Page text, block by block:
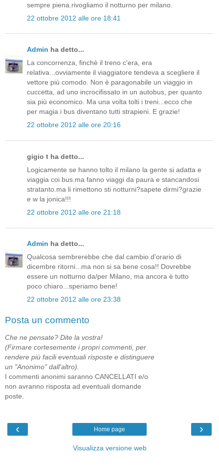
sempre piena.rivogliamo il notturno per milano.
22 ottobre 2012 alle ore 18:41
Admin ha detto...
La concorrenza, finchè il treno c'era, era
relativa...ovviamente il viaggiatore tendeva a scegliere il
vettore più comodo. Non è paragonabile un viaggio in
cuccetta, ad uno incrocifissato in un autobus, per quanto
sia più economico. Ma una volta tolti i treni...ecco che
per magia i bus diventano tutti strapieni. E grazie!
22 ottobre 2012 alle ore 20:16
gigio t ha detto...
Logicamente se hanno tolto il milano la gente si adatta e
viaggia coi bus.ma fanno viaggi da paura e stancandosi
stratanto.ma li rimettono sti notturni?sapete dirmi?grazie
e w la jonica!!!
22 ottobre 2012 alle ore 21:18
Admin ha detto...
Qualcosa sembrerebbe che dal cambio d'orario di
dicembre ritorni...ma non si sa bene cosa!! Dovrebbe
essere un notturno da/per Milano, ma ancora è tutto
poco chiaro...speriamo bene!
22 ottobre 2012 alle ore 23:38
Posta un commento
Che ne pensate? Dite la vostra!
(Firmare cortesemente i propri commenti, per
rendere più facili eventuali risposte e distinguere
un "Anonimo" dall'altro).
I commenti anonimi saranno CANCELLATI e/o
non avranno risposta ad eventuali domande
poste.
‹ ›
Home page
Visualizza versione web